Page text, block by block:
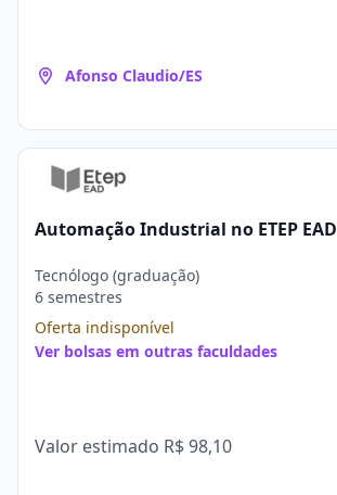
Afonso Claudio/ES
Automação Industrial no ETEP EAD
Tecnólogo (graduação)
6 semestres
Oferta indisponível
Ver bolsas em outras faculdades
Valor estimado R$ 98,10